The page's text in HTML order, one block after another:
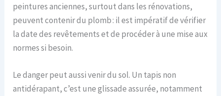
peintures anciennes, surtout dans les rénovations,
peuvent contenir du plomb : il est impératif de vérifier
la date des revêtements et de procéder à une mise aux
normes si besoin.
Le danger peut aussi venir du sol. Un tapis non
antidérapant, c’est une glissade assurée, notamment